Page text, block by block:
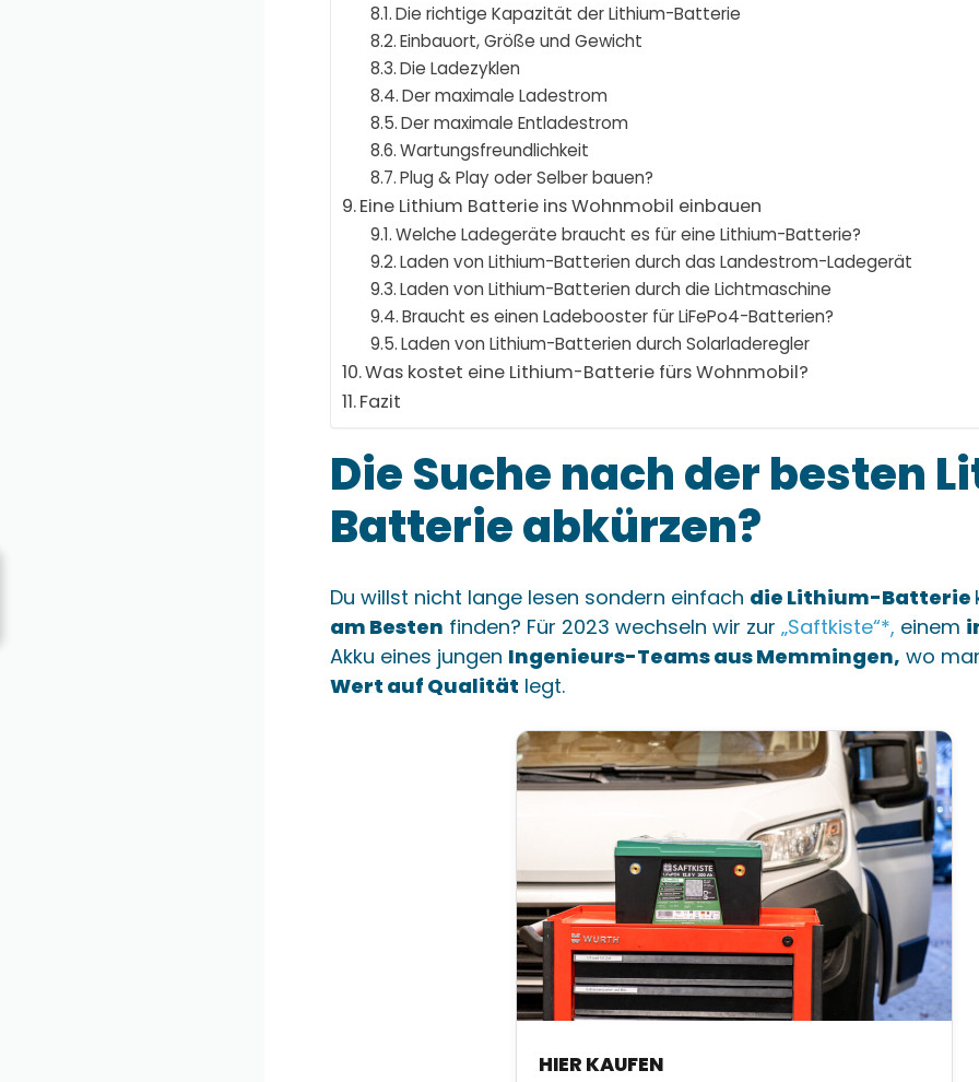
Die richtige Kapazität der Lithium-Batterie
Einbauort, Größe und Gewicht
Die Ladezyklen
Der maximale Ladestrom
Der maximale Entladestrom
Wartungsfreundlichkeit
Plug & Play oder Selber bauen?
Eine Lithium Batterie ins Wohnmobil einbauen
Welche Ladegeräte braucht es für eine Lithium-Batterie?
Laden von Lithium-Batterien durch das Landestrom-Ladegerät
Laden von Lithium-Batterien durch die Lichtmaschine
Braucht es einen Ladebooster für LiFePo4-Batterien?
Laden von Lithium-Batterien durch Solarladeregler
Was kostet eine Lithium-Batterie fürs Wohnmobil?
Fazit
Die Suche nach der besten
Batterie abkürzen?
Du willst nicht lange lesen sondern einfach die Lithium-Batterie
am Besten finden? Für 2023 wechseln wir zur „Saftkiste“*, einem
Akku eines jungen Ingenieurs-Teams aus Memmingen, wo
Wert auf Qualität legt.
HIER KAUFEN